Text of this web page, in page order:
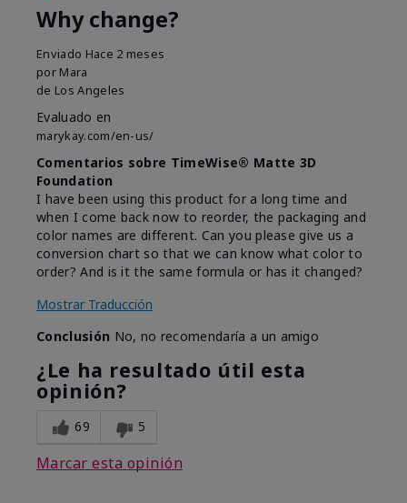
Why change?
Enviado Hace 2 meses
por Mara
de Los Angeles
Evaluado en
marykay.com/en-us/
Comentarios sobre TimeWise® Matte 3D
Foundation
I have been using this product for a long time and
when I come back now to reorder, the packaging and
color names are different. Can you please give us a
conversion chart so that we can know what color to
order? And is it the same formula or has it changed?
Mostrar Traducción
Conclusión No, no recomendaría a un amigo
¿Le ha resultado útil esta
opinión?
69 5
Marcar esta opinión